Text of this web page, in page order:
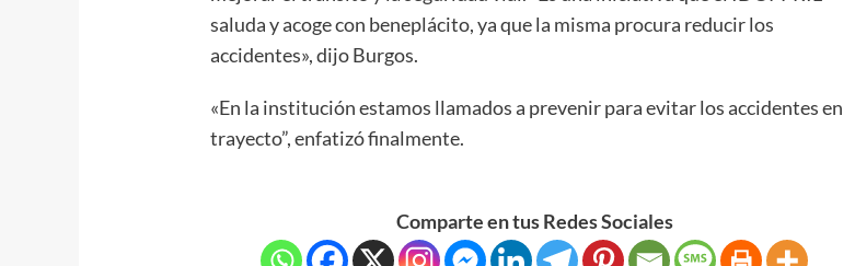
saluda y acoge con beneplácito, ya que la misma procura reducir los
accidentes», dijo Burgos.
«En la institución estamos llamados a prevenir para evitar los accidentes en
trayecto”, enfatizó finalmente.
Comparte en tus Redes Sociales